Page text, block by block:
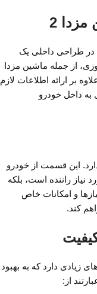
2
در طراحی داخلی یک
از جمله ماشین مزدا
بر ارائه اطلاعات لازم
به داخل خودرو
این قسمت از خودرو
نیاز راننده است، بلکه
و امکانات خاص
کند.
زیادی دارد که به بهبود
از: